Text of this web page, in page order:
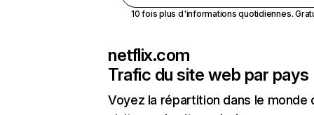
10 fois plus d'informations quotidiennes.
netflix.com
Trafic du site web par pays
Voyez la répartition dans le monde